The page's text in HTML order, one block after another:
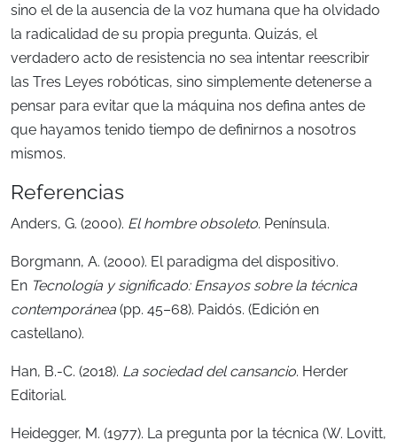
sino el de la ausencia de la voz humana que ha olvidado
la radicalidad de su propia pregunta. Quizás, el
verdadero acto de resistencia no sea intentar reescribir
las Tres Leyes robóticas, sino simplemente detenerse a
pensar para evitar que la máquina nos defina antes de
que hayamos tenido tiempo de definirnos a nosotros
mismos.
Referencias
Anders, G. (2000). El hombre obsoleto. Península.
Borgmann, A. (2000). El paradigma del dispositivo.
En Tecnología y significado: Ensayos sobre la técnica
contemporánea (pp. 45–68). Paidós. (Edición en
castellano).
Han, B.-C. (2018). La sociedad del cansancio. Herder
Editorial.
Heidegger, M. (1977). La pregunta por la técnica (W. Lovitt,